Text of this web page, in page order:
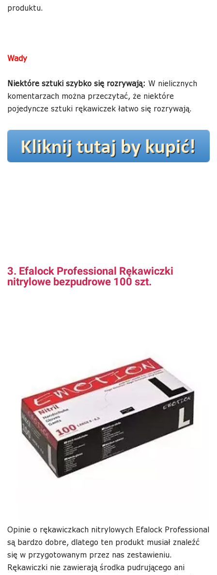
produktu.
Wady
Niektóre sztuki szybko się rozrywają: W nielicznych
komentarzach można przeczytać, że niektóre
pojedyncze sztuki rękawiczek łatwo się rozrywają.
3. Efalock Professional Rękawiczki
nitrylowe bezpudrowe 100 szt.
Opinie o rękawiczkach nitrylowych Efalock Professional
są bardzo dobre, dlatego ten produkt musiał znaleźć
się w przygotowanym przez nas zestawieniu.
Rękawiczki nie zawierają środka pudrującego ani